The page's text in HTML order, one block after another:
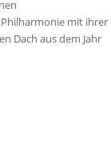
mit ihrer
Dach aus dem Jahr